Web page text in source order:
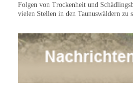
Folgen von Trockenheit und
vielen Stellen in den Taunuswäldern zu